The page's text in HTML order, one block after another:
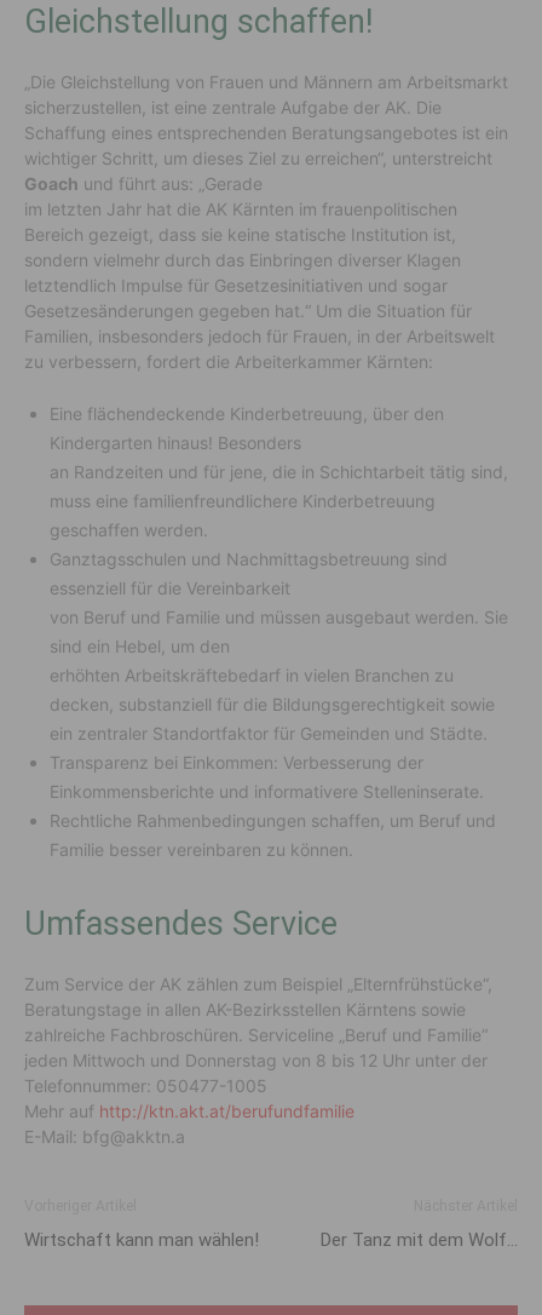
Gleichstellung schaffen!
„Die Gleichstellung von Frauen und Männern am Arbeitsmarkt
sicherzustellen, ist eine zentrale Aufgabe der AK. Die
Schaffung eines entsprechenden Beratungsangebotes ist ein
wichtiger Schritt, um dieses Ziel zu erreichen“, unterstreicht
Goach und führt aus: „Gerade
im letzten Jahr hat die AK Kärnten im frauenpolitischen
Bereich gezeigt, dass sie keine statische Institution ist,
sondern vielmehr durch das Einbringen diverser Klagen
letztendlich Impulse für Gesetzesinitiativen und sogar
Gesetzesänderungen gegeben hat.“ Um die Situation für
Familien, insbesonders jedoch für Frauen, in der Arbeitswelt
zu verbessern, fordert die Arbeiterkammer Kärnten:
Eine flächendeckende Kinderbetreuung, über den
Kindergarten hinaus! Besonders
an Randzeiten und für jene, die in Schichtarbeit tätig sind,
muss eine familienfreundlichere Kinderbetreuung
geschaffen werden.
Ganztagsschulen und Nachmittagsbetreuung sind
essenziell für die Vereinbarkeit
von Beruf und Familie und müssen ausgebaut werden. Sie
sind ein Hebel, um den
erhöhten Arbeitskräftebedarf in vielen Branchen zu
decken, substanziell für die Bildungsgerechtigkeit sowie
ein zentraler Standortfaktor für Gemeinden und Städte.
Transparenz bei Einkommen: Verbesserung der
Einkommensberichte und informativere Stelleninserate.
Rechtliche Rahmenbedingungen schaffen, um Beruf und
Familie besser vereinbaren zu können.
Umfassendes Service
Zum Service der AK zählen zum Beispiel „Elternfrühstücke“,
Beratungstage in allen AK-Bezirksstellen Kärntens sowie
zahlreiche Fachbroschüren. Serviceline „Beruf und Familie“
jeden Mittwoch und Donnerstag von 8 bis 12 Uhr unter der
Telefonnummer: 050477-1005
Mehr auf http://ktn.akt.at/berufundfamilie
E-Mail: bfg@akktn.a
Wirtschaft kann man wählen! Der Tanz mit dem Wolf…